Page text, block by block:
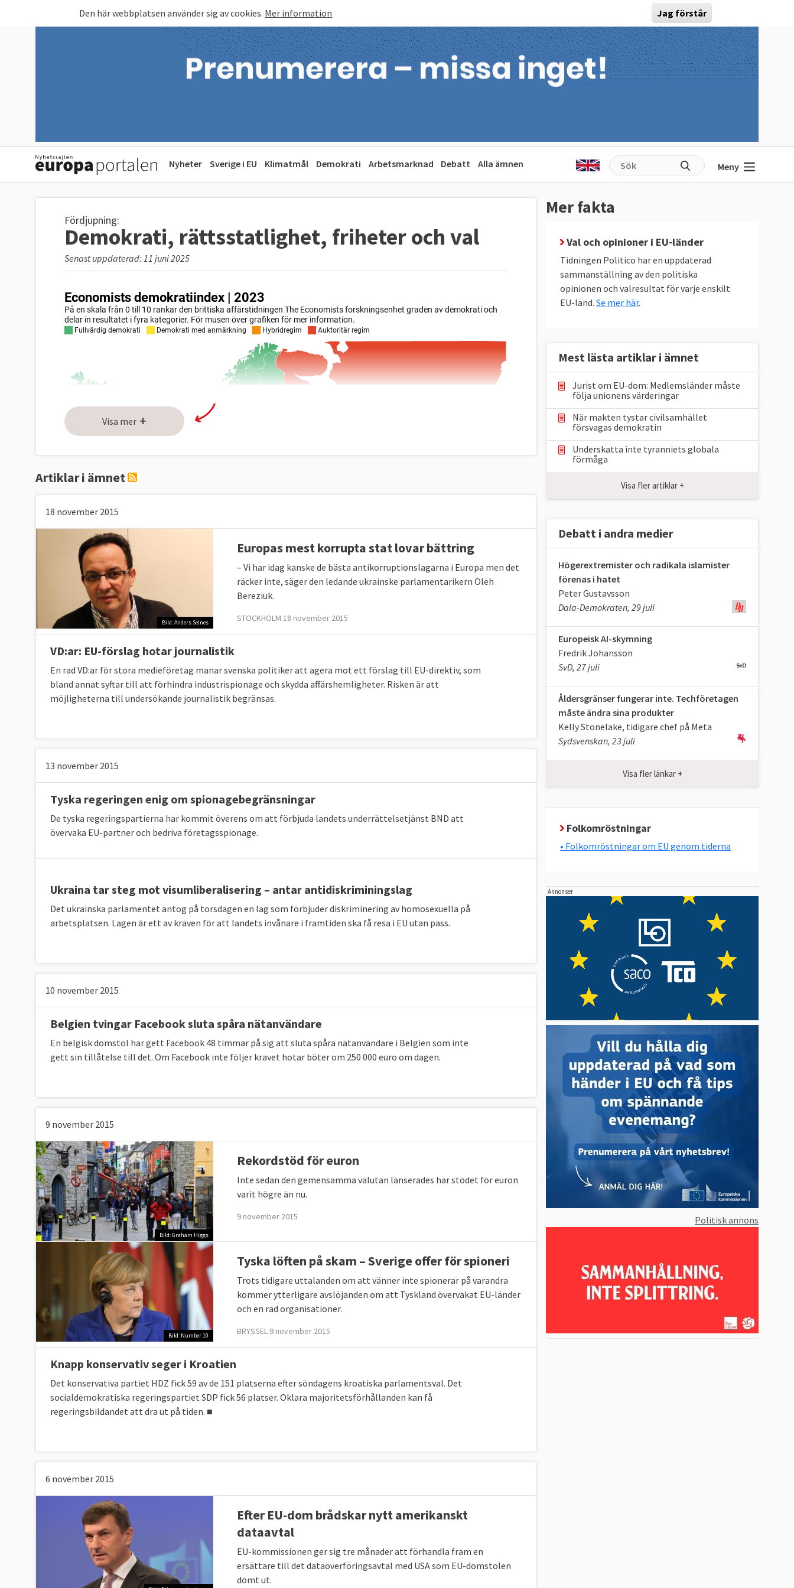
Den här webbplatsen använder sig av cookies. Mer information Jag förstår
Nyheter Sverige i EU Klimatmål Demokrati Arbetsmarknad Debatt Alla ämnen Meny
Fördjupning:
Demokrati, rättsstatlighet, friheter och val
Senast uppdaterad: 11 juni 2025
Visa mer +
Artiklar i ämnet
18 november 2015
Bild: Anders Selnes
Europas mest korrupta stat lovar bättring
– Vi har idag kanske de bästa antikorruptionslagarna i Europa men det
räcker inte, säger den ledande ukrainske parlamentarikern Oleh
Bereziuk.
STOCKHOLM 18 november 2015
VD:ar: EU-förslag hotar journalistik
En rad VD:ar för stora medieföretag manar svenska politiker att agera mot ett förslag till EU-direktiv, som
bland annat syftar till att förhindra industrispionage och skydda affärshemligheter. Risken är att
möjligheterna till undersökande journalistik begränsas.
13 november 2015
Tyska regeringen enig om spionagebegränsningar
De tyska regeringspartierna har kommit överens om att förbjuda landets underrättelsetjänst BND att
övervaka EU-partner och bedriva företagsspionage.
Ukraina tar steg mot visumliberalisering – antar antidiskriminingslag
Det ukrainska parlamentet antog på torsdagen en lag som förbjuder diskriminering av homosexuella på
arbetsplatsen. Lagen är ett av kraven för att landets invånare i framtiden ska få resa i EU utan pass.
10 november 2015
Belgien tvingar Facebook sluta spåra nätanvändare
En belgisk domstol har gett Facebook 48 timmar på sig att sluta spåra nätanvändare i Belgien som inte
gett sin tillåtelse till det. Om Facebook inte följer kravet hotar böter om 250 000 euro om dagen.
9 november 2015
Bild: Graham Higgs
Rekordstöd för euron
Inte sedan den gemensamma valutan lanserades har stödet för euron
varit högre än nu.
9 november 2015
Bild: Number 10
Tyska löften på skam – Sverige offer för spioneri
Trots tidigare uttalanden om att vänner inte spionerar på varandra
kommer ytterligare avslöjanden om att Tyskland övervakat EU-länder
och en rad organisationer.
BRYSSEL 9 november 2015
Knapp konservativ seger i Kroatien
Det konservativa partiet HDZ fick 59 av de 151 platserna efter söndagens kroatiska parlamentsval. Det
socialdemokratiska regeringspartiet SDP fick 56 platser. Oklara majoritetsförhållanden kan få
regeringsbildandet att dra ut på tiden. ■
6 november 2015
Efter EU-dom brådskar nytt amerikanskt
dataavtal
EU-kommissionen ger sig tre månader att förhandla fram en
ersättare till det dataöverföringsavtal med USA som EU-domstolen
dömt ut.
Mer fakta
Val och opinioner i EU-länder
Tidningen Politico har en uppdaterad
sammanställning av den politiska
opinionen och valresultat för varje enskilt
EU-land. Se mer här.
Mest lästa artiklar i ämnet
Jurist om EU-dom: Medlemsländer måste
följa unionens värderingar
När makten tystar civilsamhället
försvagas demokratin
Underskatta inte tyranniets globala
förmåga
Visa fler artiklar +
Debatt i andra medier
Högerextremister och radikala islamister
förenas i hatet
Peter Gustavsson
Dala-Demokraten, 29 juli
Europeisk AI-skymning
Fredrik Johansson
SvD, 27 juli
Åldersgränser fungerar inte. Techföretagen
måste ändra sina produkter
Kelly Stonelake, tidigare chef på Meta
Sydsvenskan, 23 juli
Visa fler länkar +
Folkomröstningar
• Folkomröstningar om EU genom tiderna
Annonser
Politisk annons